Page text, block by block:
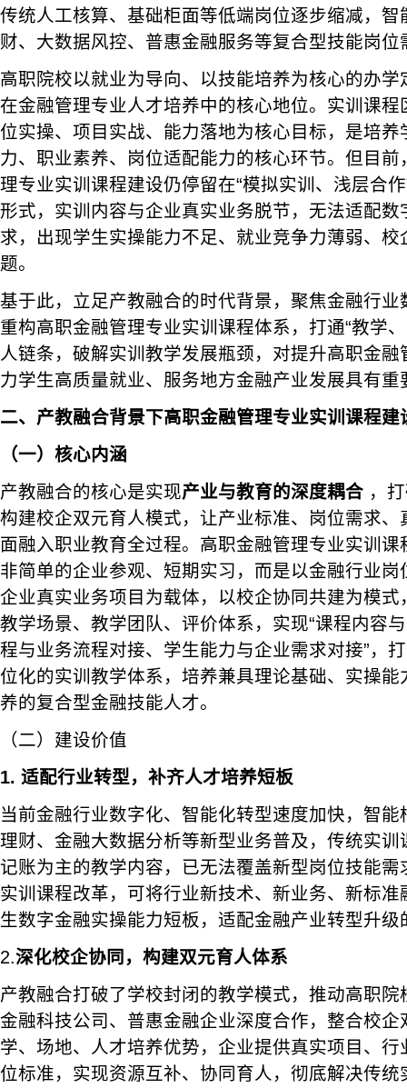
传统人工核算、基础柜面等低端岗位逐步缩减，
财、大数据风控、普惠金融服务等复合型技能岗位
高职院校以就业为导向、以技能培养为核心的办
在金融管理专业人才培养中的核心地位。实训课
位实操、项目实战、能力落地为核心目标，是培养
力、职业素养、岗位适配能力的核心环节。但目
理专业实训课程建设仍停留在“模拟实训、浅层合
形式，实训内容与企业真实业务脱节，无法适配
求，出现学生实操能力不足、就业竞争力薄弱、
题。
基于此，立足产教融合的时代背景，聚焦金融行
重构高职金融管理专业实训课程体系，打通“教学
人链条，破解实训教学发展瓶颈，对提升高职金
力学生高质量就业、服务地方金融产业发展具有重
二、产教融合背景下高职金融管理专业实训课程
（一）核心内涵
产教融合的核心是实现产业与教育的深度耦合 ，
构建校企双元育人模式，让产业标准、岗位需求
面融入职业教育全过程。高职金融管理专业实训
非简单的企业参观、短期实习，而是以金融行业
企业真实业务项目为载体，以校企协同共建为模
教学场景、教学团队、评价体系，实现“课程内容
程与业务流程对接、学生能力与企业需求对接”，
位化的实训教学体系，培养兼具理论基础、实操
养的复合型金融技能人才。
（二）建设价值
1. 适配行业转型，补齐人才培养短板
当前金融行业数字化、智能化转型速度加快，智
理财、金融大数据分析等新型业务普及，传统实
记账为主的教学内容，已无法覆盖新型岗位技能
实训课程改革，可将行业新技术、新业务、新标
生数字金融实操能力短板，适配金融产业转型升级
2.深化校企协同，构建双元育人体系
产教融合打破了学校封闭的教学模式，推动高职
金融科技公司、普惠金融企业深度合作，整合校
学、场地、人才培养优势，企业提供真实项目、
位标准，实现资源互补、协同育人，彻底解决传统